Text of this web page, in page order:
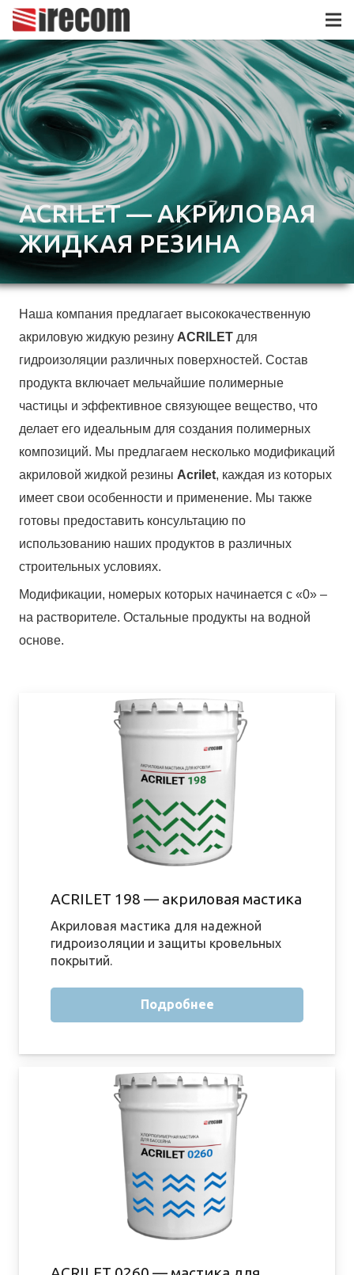
ACRILET — АКРИЛОВАЯ
ЖИДКАЯ РЕЗИНА
Наша компания предлагает высококачественную
акриловую жидкую резину ACRILET для
гидроизоляции различных поверхностей. Состав
продукта включает мельчайшие полимерные
частицы и эффективное связующее вещество, что
делает его идеальным для создания полимерных
композиций. Мы предлагаем несколько модификаций
акриловой жидкой резины Acrilet, каждая из которых
имеет свои особенности и применение. Мы также
готовы предоставить консультацию по
использованию наших продуктов в различных
строительных условиях.
Модификации, номерых которых начинается с «0» –
на растворителе. Остальные продукты на водной
основе.
ACRILET 198 — акриловая мастика
Акриловая мастика для надежной
гидроизоляции и защиты кровельных
покрытий.
Подробнее